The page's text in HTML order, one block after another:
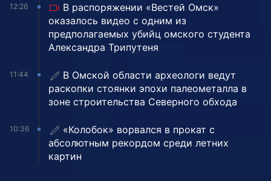
12:26
В распоряжении «Вестей Омск»
оказалось видео с одним из
предполагаемых убийц омского студента
Александра Трипутеня
11:44
В Омской области археологи ведут
раскопки стоянки эпохи палеометалла в
зоне строительства Северного обхода
10:36
«Колобок» ворвался в прокат с
абсолютным рекордом среди летних
картин